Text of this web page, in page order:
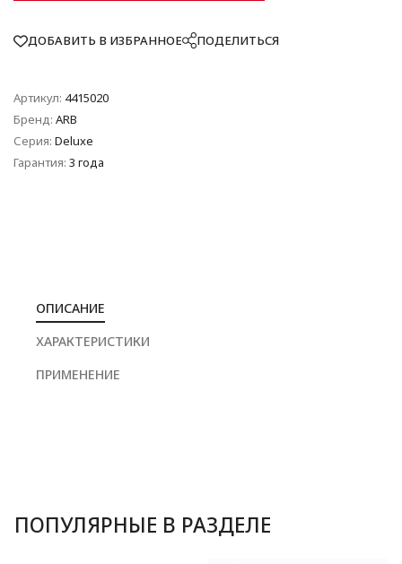
ДОБАВИТЬ В ИЗБРАННОЕ ПОДЕЛИТЬСЯ
Артикул: 4415020
Бренд: ARB
Серия: Deluxe
Гарантия: 3 года
ОПИСАНИЕ
ХАРАКТЕРИСТИКИ
ПРИМЕНЕНИЕ
ПОПУЛЯРНЫЕ В РАЗДЕЛЕ